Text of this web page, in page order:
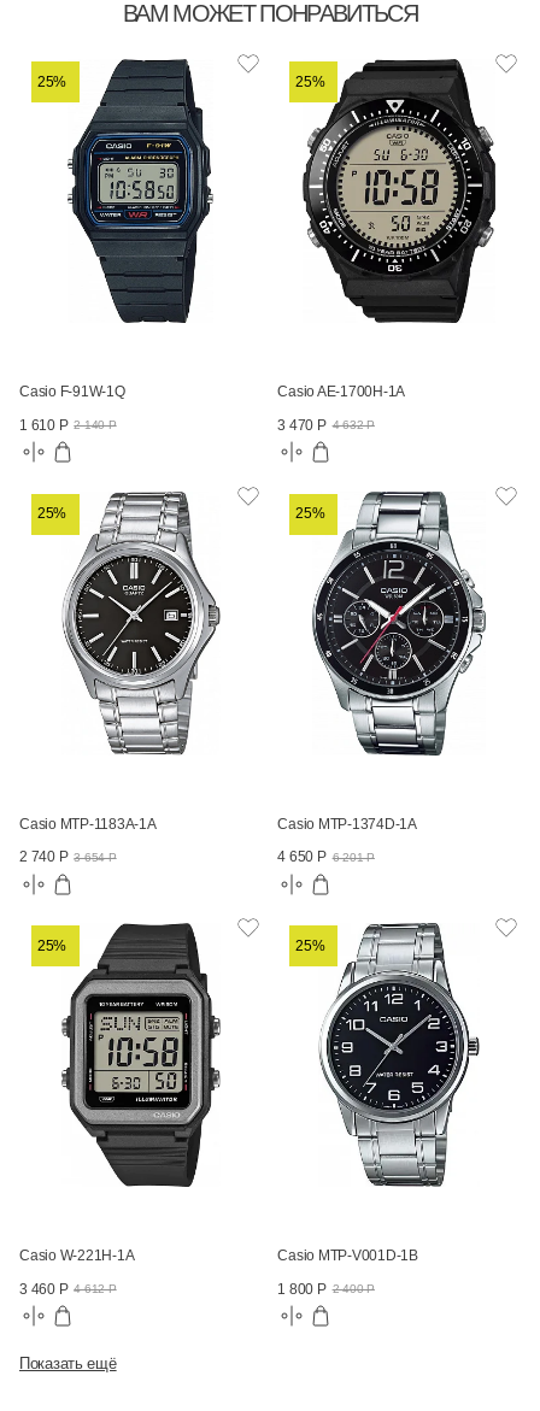
ВАМ МОЖЕТ ПОНРАВИТЬСЯ
25%
Casio F-91W-1Q
1 610 Р 2 140 Р
25%
Casio AE-1700H-1A
3 470 Р 4 632 Р
25%
Casio MTP-1183A-1A
2 740 Р 3 654 Р
25%
Casio MTP-1374D-1A
4 650 Р 6 201 Р
25%
Casio W-221H-1A
3 460 Р 4 612 Р
25%
Casio MTP-V001D-1B
1 800 Р 2 400 Р
Показать ещё